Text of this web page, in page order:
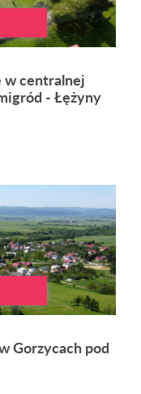
w centralnej
- Łężyny
Gorzycach pod